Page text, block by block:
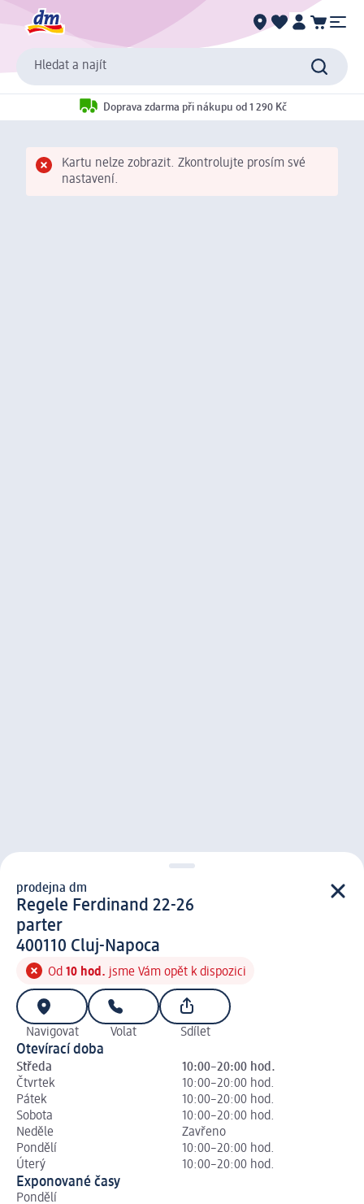
Hledat a najít
Doprava zdarma při nákupu od 1 290 Kč
Kartu nelze zobrazit. Zkontrolujte prosím své
nastavení.
prodejna d m
prodejna dm
Regele Ferdinand 22-26
parter
4 0 0 1 1 0
400110 Cluj-Napoca
Od 10 hod. jsme Vám opět k dispozici
Navigovat Volat Sdílet
Otevírací doba
Středa
10:00–20:00 hod.
Čtvrtek
10:00–20:00 hod.
Pátek
10:00–20:00 hod.
Sobota
10:00–20:00 hod.
Neděle
Zavřeno
Pondělí
10:00–20:00 hod.
Úterý
10:00–20:00 hod.
Exponované časy
Pondělí